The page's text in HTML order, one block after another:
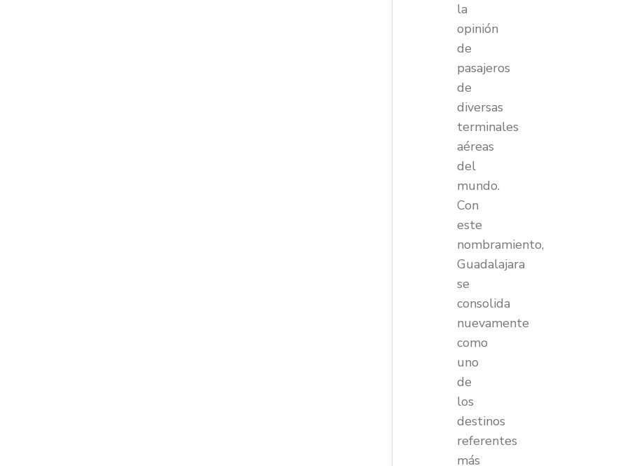
la
opinión
de
pasajeros
de
diversas
terminales
aéreas
del
mundo.
Con
este
nombramiento,
Guadalajara
se
consolida
nuevamente
como
uno
de
los
destinos
referentes
más